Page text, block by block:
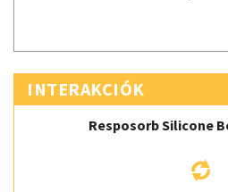
INTERAKCIÓK
Resposorb Silicone